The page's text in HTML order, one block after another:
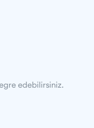
edebilirsiniz.